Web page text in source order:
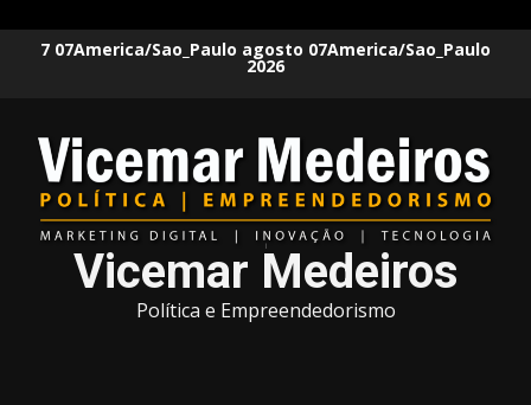
7 07America/Sao_Paulo agosto 07America/Sao_Paulo
2026
Vicemar Medeiros
Política e Empreendedorismo